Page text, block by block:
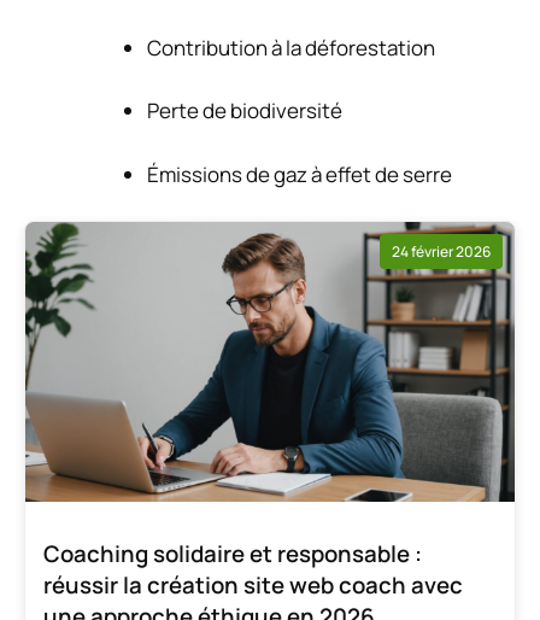
Contribution à la déforestation
Perte de biodiversité
Émissions de gaz à effet de serre
24 février 2026
Coaching solidaire et responsable :
réussir la création site web coach avec